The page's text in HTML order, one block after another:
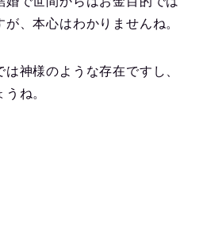
、本心はわかりませんね。
神様のような存在ですし、
ね。